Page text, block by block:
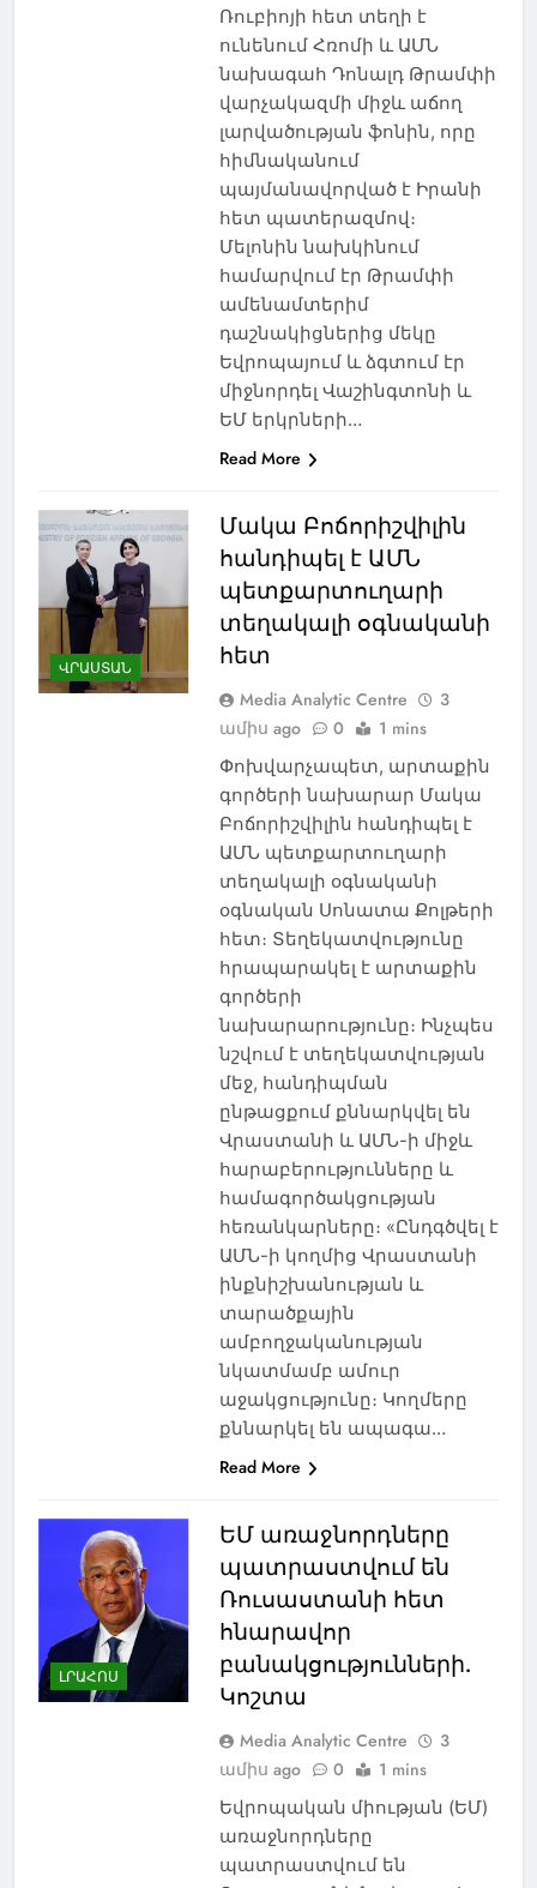
Ռուբիոյի հետ տեղի է
ունենում Հռոմի և ԱՄՆ
նախագահ Դոնալդ Թրամփի
վարչակազմի միջև աճող
լարվածության ֆոնին, որը
հիմնականում
պայմանավորված է Իրանի
հետ պատերազմով։
Մելոնին նախկինում
համարվում էր Թրամփի
ամենամտերիմ
դաշնակիցներից մեկը
Եվրոպայում և ձգտում էր
միջնորդել Վաշինգտոնի և
ԵՄ երկրների…
Read More
ՎՐԱՍՏԱՆ
Մակա Բոճորիշվիլին
հանդիպել է ԱՄՆ
պետքարտուղարի
տեղակալի օգնականի
հետ
Media Analytic Centre
3
ամիս ago
0 1 mins
Փոխվարչապետ, արտաքին
գործերի նախարար Մակա
Բոճորիշվիլին հանդիպել է
ԱՄՆ պետքարտուղարի
տեղակալի օգնականի
օգնական Սոնատա Քոլթերի
հետ։ Տեղեկատվությունը
հրապարակել է արտաքին
գործերի
նախարարությունը։ Ինչպես
նշվում է տեղեկատվության
մեջ, հանդիպման
ընթացքում քննարկվել են
Վրաստանի և ԱՄՆ-ի միջև
հարաբերությունները և
համագործակցության
հեռանկարները։ «Ընդգծվել է
ԱՄՆ-ի կողմից Վրաստանի
ինքնիշխանության և
տարածքային
ամբողջականության
նկատմամբ ամուր
աջակցությունը։ Կողմերը
քննարկել են ապագա…
Read More
ԼՐԱՀՈՍ
ԵՄ առաջնորդները
պատրաստվում են
Ռուսաստանի հետ
հնարավոր
բանակցությունների.
Կոշտա
Media Analytic Centre
3
ամիս ago
0 1 mins
Եվրոպական միության (ԵՄ)
առաջնորդները
պատրաստվում են